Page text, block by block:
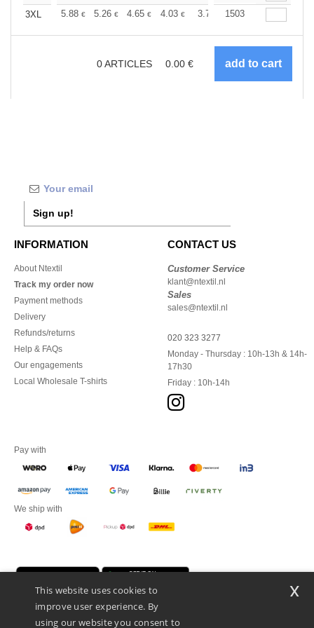
3XL
5.88 € 5.26 € 4.65 € 4.03 € 3.72 3.56
1503
0ARTICLES 0.00 €
Sign up!
INFORMATION
About Ntextil
Track my order now
Payment methods
Delivery
Refunds/returns
Help & FAQs
Our engagements
Local Wholesale T-shirts
CONTACT US
Customer Service
klant@ntextil.nl
Sales
sales@ntextil.nl
020 323 3277
Monday - Thursday : 10h-13h & 14h-
17h30
Friday : 10h-14h
Pay with
We ship with
This website uses cookies to
improve user experience. By
using our website you consent to
x